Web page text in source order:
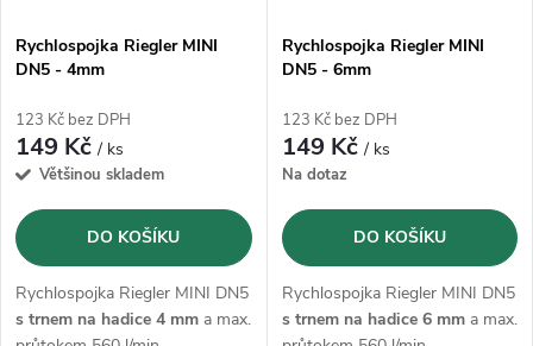
p
r
o
d
u
s
p
r
o
d
u
Rychlospojka Riegler MINI
DN5 - 4mm
123 Kč bez DPH
149 Kč/ ks
Většinou skladem
DO KOŠÍKU
Rychlospojka Riegler MINI DN5
s trnem na hadice 4 mm a max.
Rychlospojka Riegler MINI
DN5 - 6mm
123 Kč bez DPH
149 Kč/ ks
Na dotaz
DO KOŠÍKU
Rychlospojka Riegler MINI DN5
s trnem na hadice 6 mma max.